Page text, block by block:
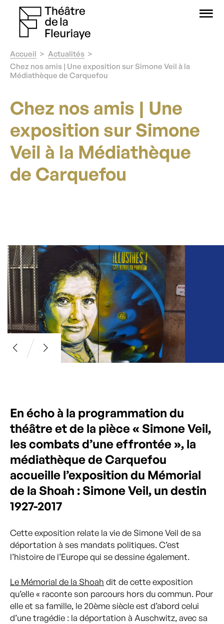
Accueil
Actualités
Chez nos amis | Une exposition sur Simone Veil à la
Médiathèque de Carquefou
Chez nos amis | Une
exposition sur Simone
Veil à la Médiathèque
de Carquefou
En écho à la programmation du
théâtre et de la pièce « Simone Veil,
les combats d’une effrontée », la
médiathèque de Carquefou
accueille l’exposition du Mémorial
de la Shoah : Simone Veil, un destin
1927-2017
Cette exposition relate la vie de Simone Veil de sa
déportation à ses mandats politiques. C’est
l’histoire de l’Europe qui se dessine également.
Le Mémorial de la Shoah dit de cette exposition
qu’elle « raconte son parcours hors du commun. Pour
elle et sa famille, le 20ème siècle est d’abord celui
d’une tragédie : la déportation à Auschwitz, avec sa